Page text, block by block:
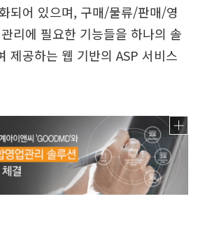
되어 있으며, 구매/물류/판매/영
리에 필요한 기능들을 하나의 솔
제공하는 웹 기반의 ASP 서비스